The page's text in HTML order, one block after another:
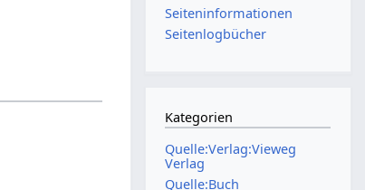
Seiten­­informationen
Seitenlogbücher
Kategorien
Quelle:Verlag:Vieweg
Verlag
Quelle:Buch